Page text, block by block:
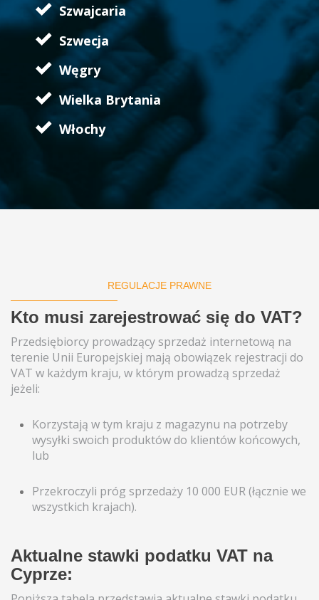
Szwajcaria
Szwecja
Węgry
Wielka Brytania
Włochy
REGULACJE PRAWNE
Kto musi zarejestrować się do VAT?
Przedsiębiorcy prowadzący sprzedaż internetową na
terenie Unii Europejskiej mają obowiązek rejestracji do
VAT w każdym kraju, w którym prowadzą sprzedaż
jeżeli:
Korzystają w tym kraju z magazynu na potrzeby
wysyłki swoich produktów do klientów końcowych,
lub
Przekroczyli próg sprzedaży 10 000 EUR (łącznie we
wszystkich krajach).
Aktualne stawki podatku VAT na
Cyprze: